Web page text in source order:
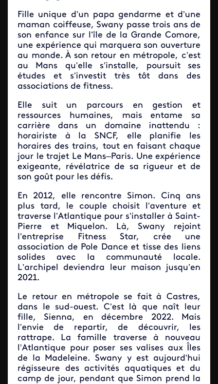
Fille unique d’un papa gendarme et d’une
maman coiffeuse, Swany passe trois ans de
son enfance sur l’île de la Grande Comore,
une expérience qui marquera son ouverture
au monde. À son retour en métropole, c’est
au Mans qu’elle s’installe, poursuit ses
études et s’investit très tôt dans des
associations de fitness.
Elle suit un parcours en gestion et
ressources humaines, mais entame sa
carrière dans un domaine inattendu :
horairiste à la SNCF, elle planifie les
horaires des trains, tout en faisant chaque
jour le trajet Le Mans–Paris. Une expérience
exigeante, révélatrice de sa rigueur et de
son goût pour les défis.
En 2012, elle rencontre Simon. Cinq ans
plus tard, le couple choisit l’aventure et
traverse l’Atlantique pour s’installer à Saint-
Pierre et Miquelon. Là, Swany rejoint
l’entreprise Fitness Star, crée une
association de Pole Dance et tisse des liens
solides avec la communauté locale.
L’archipel deviendra leur maison jusqu’en
2021.
Le retour en métropole se fait à Castres,
dans le sud-ouest. C’est là que naît leur
fille, Sienna, en décembre 2022. Mais
l’envie de repartir, de découvrir, les
rattrape. La famille traverse à nouveau
l’Atlantique pour poser ses valises aux Îles
de la Madeleine. Swany y est aujourd’hui
régisseure des activités aquatiques et du
camp de jour, pendant que Simon prend la